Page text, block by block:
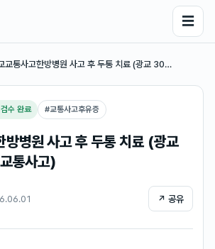
☰
교통사고한방병원 사고 후 두통 치료 (광교 30…
수 완료 #교통사고후유증
방병원 사고 후 두통 치료 (광교
통사고)
↗ 공유